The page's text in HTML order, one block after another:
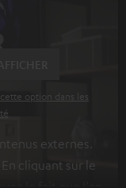
option dans les
externes.
cliquant sur le